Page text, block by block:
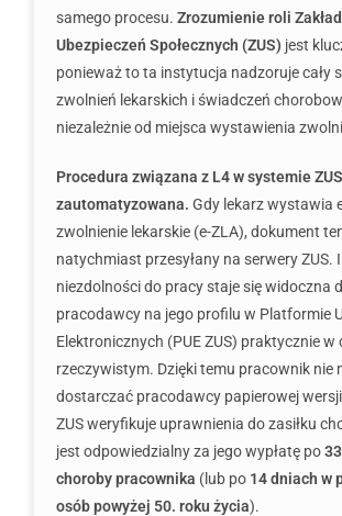
samego procesu. Zrozumienie roli
Ubezpieczeń Społecznych (ZUS) jest
ponieważ to ta instytucja nadzoruje cały
zwolnień lekarskich i świadczeń
niezależnie od miejsca wystawienia
Procedura związana z L4 w systemie
zautomatyzowana. Gdy lekarz wystawia
zwolnienie lekarskie (e-ZLA), dokument
natychmiast przesyłany na serwery ZUS.
niezdolności do pracy staje się widoczna
pracodawcy na jego profilu w Platformie
Elektronicznych (PUE ZUS) praktycznie w
rzeczywistym. Dzięki temu pracownik nie
dostarczać pracodawcy papierowej
ZUS weryfikuje uprawnienia do zasiłku
jest odpowiedzialny za jego wypłatę po
choroby pracownika (lub po 14 dniach w
osób powyżej 50. roku życia).